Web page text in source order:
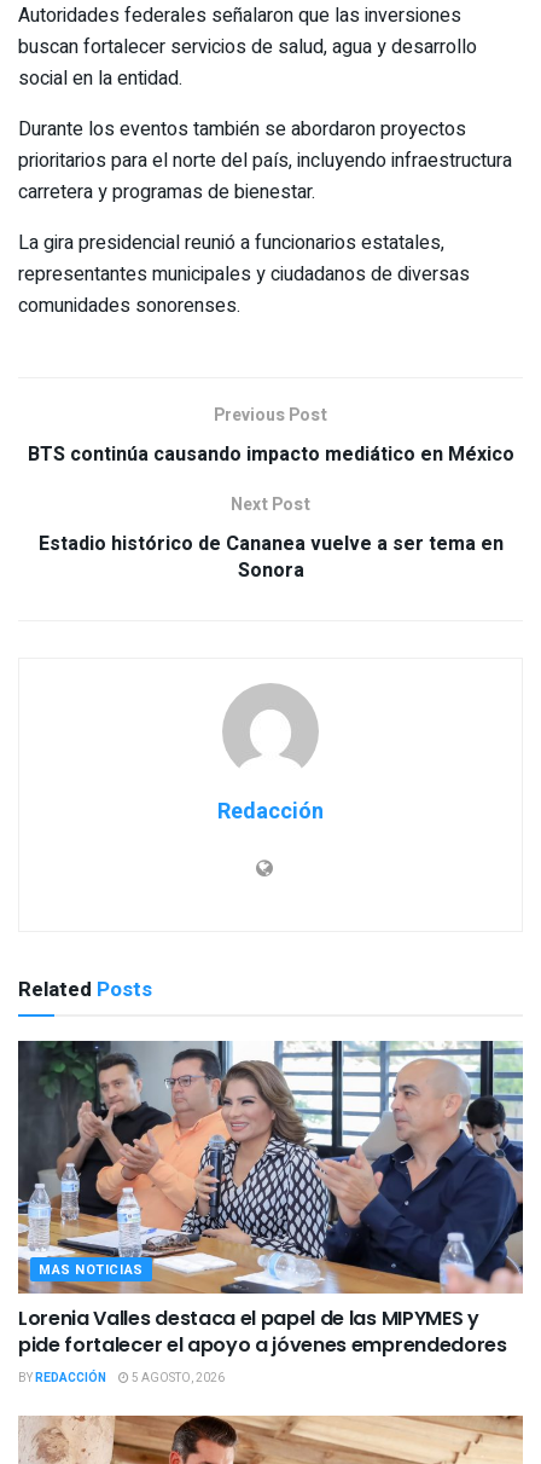
Autoridades federales señalaron que las inversiones
buscan fortalecer servicios de salud, agua y desarrollo
social en la entidad.
Durante los eventos también se abordaron proyectos
prioritarios para el norte del país, incluyendo infraestructura
carretera y programas de bienestar.
La gira presidencial reunió a funcionarios estatales,
representantes municipales y ciudadanos de diversas
comunidades sonorenses.
Previous Post
BTS continúa causando impacto mediático en México
Next Post
Estadio histórico de Cananea vuelve a ser tema en
Sonora
Redacción
Related Posts
MAS NOTICIAS
Lorenia Valles destaca el papel de las MIPYMES y
pide fortalecer el apoyo a jóvenes emprendedores
BYREDACCIÓN 5 AGOSTO, 2026